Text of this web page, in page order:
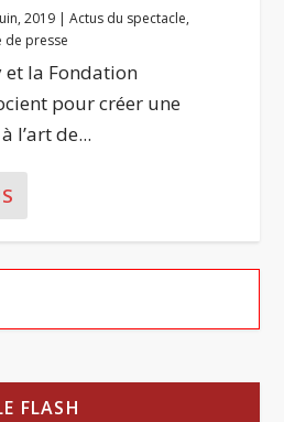
2019 |Actus du spectacle,
de presse
et la Fondation
pour créer une
l’art de...
FLASH